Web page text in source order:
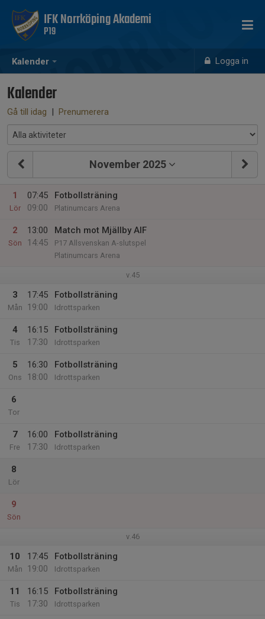
Kalender Logga in
IFK Norrköping Akademi
P19
Kalender
Gå till idag | Prenumerera
November 2025
1
Lör
07:45
09:00
Fotbollsträning
Platinumcars Arena
2
Sön
13:00
14:45
Match mot Mjällby AIF
P17 Allsvenskan A-slutspel
Platinumcars Arena
v.45
3
Mån
17:45
19:00
Fotbollsträning
Idrottsparken
4
Tis
16:15
17:30
Fotbollsträning
Idrottsparken
5
Ons
16:30
18:00
Fotbollsträning
Idrottsparken
6
Tor
7
Fre
16:00
17:30
Fotbollsträning
Idrottsparken
8
Lör
9
Sön
v.46
10
Mån
17:45
19:00
Fotbollsträning
Idrottsparken
11
Tis
16:15
17:30
Fotbollsträning
Idrottsparken